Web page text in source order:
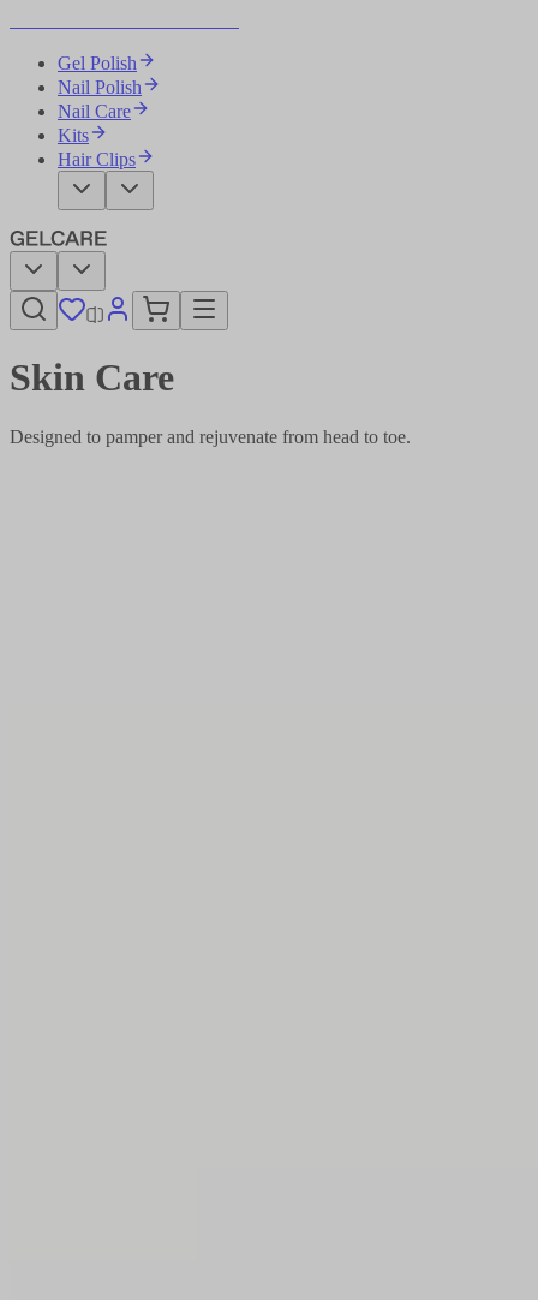
Gel Polish
Nail Polish
Nail Care
Kits
Hair Clips
Skin Care​​​​‌ ‍ ​‍​‍‌‍ ‌ ​‍‌‍‍‌‌‍‌ ‌‍‍‌‌‍ ‍​‍​‍​ ‍‍​‍​‍‌ ​ ‌‍​‌‌‍ ‍‌‍‍‌‌ ‌​‌ ‍‌​‍ ‍‌‍‍‌‌‍ ​‍​‍​‍ ​​‍​‍‌‍‍​‌ ​‍‌‍‌‌‌‍‌‍​‍​‍​ ‍‍​‍​‍‌‍‍​‌ ‌​‌ ‌​‌ ​​‌ ​ ​ ‍‍​‍ ​‍ ‌‍‌ ‌‍‌‌‌‍ ​‌‍​ ‌‍​‌‌ ​‍‌‍‌‌​‍ ‍‌ ​ ‌‍​‌‌‍ ‍‌‍‍‌‌ ‌​‌ ‍‌​‍ ‍‌ ​ ‌ ‌​‌ ‌‌‌‍‌​‌‍‍‌‌‍ ​‍ ‌‍‍‌‌‍ ‍‌ ‌​‌‍‌‌‌‍ ‍‌ ‌​​‍ ‌‍‌‌‌‍‌​‌‍‍‌‌ ‌​​‍ ‌‍ ‌‌‍ ‌‍‌​‌‍‌‌​ ‌‌ ​​‌ ​‍‌‍‌‌‌ ​ ‌‍‌‌‌‍ ‍‌ ‌​‌‍​‌‌ ‌​‌‍‍‌‌‍ ‌‍ ‍​ ‍ ‌‍‍‌‌‍‌​​ ‌‌ ​ ‌‍‍​‌‍ ‌ ​​‌‍‍‌‌‍‌‍‌ ‍‌‌​​ ‌‍ ‌‍ ​‌‍ ​‌‍‌‌‌‍​ ‌ ‌​‌‍‍‌‌‍ ‌‍ ‍​‍ ‌​ ‌​​ ‍​​ ​‍​ ‌‍​ ‌​​ ‍‌​ ​​​ ‍​​ ​​​ ​‌​ ​​​ ​‌​ ‍ ‌ ‌​‌ ‍‌‌ ​​‌‍‌‌​ ‌‌‍​ ‌‍ ‌‍ ​‌‍ ​‌‍‌‌‌‍​ ‌ ‌​‌‍‍‌‌‍ ‌‍ ‍​ ‍ ‌ ​​‌‍​‌‌ ‌​‌‍‍​​ ‌‌‍‍​‌‍‌‌‌ ​‍‌‍ ​‍ ‍‌ ‌​‌‍‍‌‌ ‌​‌‍ ​‌‍‌‌​‍‌‌​ ‌‌‌​​‍‌‌ ‌‍‍ ‌‍‌‌‌ ‍‌​‍‌‌​ ​ ‌​‌​​‍‌‌​ ​ ‌​‌​​‍‌‌​ ​‍​ ​‍‌‍‌‌‌‍ ‍​‍‌‌​ ​‍​ ​‍​‍‌‌​ ‌‌‌​‌​​‍ ‍‌ ‌‍‌‍​‌‌‍ ​‌ ‌‌‌‍‌‌​ ‌‍​‍‌‍​‌‌ ​ ‌‍‌‌‌‌‌‌‌ ​‍‌‍ ​​ ‌‌‍‍​‌ ‌​‌ ‌​‌ ​​‌ ​ ​‍‌‌​ ​ ‌​​‌​‍‌‌​ ​‍‌​‌‍​‍‌‌​ ​‍‌​‌‍‌‍‌ ‌‍‌‌‌‍ ​‌‍​ ‌‍​‌‌ ​‍‌‍‌‌​‍ ‍‌ ​ ‌‍​‌‌‍ ‍‌‍‍‌‌ ‌​‌ ‍‌​‍ ‍‌ ​ ‌ ‌​‌ ‌‌‌‍‌​‌‍‍‌‌‍ ​‍‌‍‌‍‍‌‌‍‌​​ ‌‌ ​ ‌‍‍​‌‍ ‌ ​​‌‍‍‌‌‍‌‍‌ ‍‌‌​​ ‌‍ ‌‍ ​‌‍ ​‌‍‌‌‌‍​ ‌ ‌​‌‍‍‌‌‍ ‌‍ ‍​‍ ‌​ ‌​​ ‍​​ ​‍​ ‌‍​ ‌​​ ‍‌​ ​​​ ‍​​ ​​​ ​‌​ ​​​ ​‌​‍‌‍‌ ‌​‌ ‍‌‌ ​​‌‍‌‌​ ‌‌‍​ ‌‍ ‌‍ ​‌‍ ​‌‍‌‌‌‍​ ‌ ‌​‌‍‍‌‌‍ ‌‍ ‍​‍‌‍‌ ​​‌‍​‌‌ ‌​‌‍‍​​ ‌‌‍‍​‌‍‌‌‌ ​‍‌‍ ​‍ ‍‌ ‌​‌‍‍‌‌ ‌​‌‍ ​‌‍‌‌​‍‌‌​ ‌‌‌​​‍‌‌ ‌‍‍ ‌‍‌‌‌ ‍‌​‍‌‌​ ​ ‌​‌​​‍‌‌​ ​ ‌​‌​​‍‌‌​ ​‍​ ​‍‌‍‌‌‌‍ ‍​‍‌‌​ ​‍​ ​‍​‍‌‌​ ‌‌‌​‌​​‍ ‍‌ ‌‍‌‍​‌‌‍ ​‌ ‌‌‌‍‌‌​‍‌‍‌ ​​‌‍‌‌‌ ​‍‌ ​ ‌ ​​‌‍‌‌‌‍​ ‌ ‌​‌‍‍‌‌ ‌‍‌‍‌‌​ ‌‌ ​​‌ ‌‌‌‍​‍‌‍ ​‌‍‍‌‌ ​ ‌‍‍​‌‍‌‌‌‍‌​​‍​‍‌ ‌
Designed to pamper and rejuvenate from head to toe.​​​​‌ ‍ ​‍​‍‌‍ ‌ ​‍‌‍‍‌‌‍‌ ‌‍‍‌‌‍ ‍​‍​‍​ ‍‍​‍​‍‌ ​ ‌‍​‌‌‍ ‍‌‍‍‌‌ ‌​‌ ‍‌​‍ ‍‌‍‍‌‌‍ ​‍​‍​‍ ​​‍​‍‌‍‍​‌ ​‍‌‍‌‌‌‍‌‍​‍​‍​ ‍‍​‍​‍‌‍‍​‌ ‌​‌ ‌​‌ ​​‌ ​ ​ ‍‍​‍ ​‍ ‌‍‌ ‌‍‌‌‌‍ ​‌‍​ ‌‍​‌‌ ​‍‌‍‌‌​‍ ‍‌ ​ ‌‍​‌‌‍ ‍‌‍‍‌‌ ‌​‌ ‍‌​‍ ‍‌ ​ ‌ ‌​‌ ‌‌‌‍‌​‌‍‍‌‌‍ ​‍ ‌‍‍‌‌‍ ‍‌ ‌​‌‍‌‌‌‍ ‍‌ ‌​​‍ ‌‍‌‌‌‍‌​‌‍‍‌‌ ‌​​‍ ‌‍ ‌‌‍ ‌‍‌​‌‍‌‌​ ‌‌ ​​‌ ​‍‌‍‌‌‌ ​ ‌‍‌‌‌‍ ‍‌ ‌​‌‍​‌‌ ‌​‌‍‍‌‌‍ ‌‍ ‍​ ‍ ‌‍‍‌‌‍‌​​ ‌‌ ​ ‌‍‍​‌‍ ‌ ​​‌‍‍‌‌‍‌‍‌ ‍‌‌​​ ‌‍ ‌‍ ​‌‍ ​‌‍‌‌‌‍​ ‌ ‌​‌‍‍‌‌‍ ‌‍ ‍​‍ ‌​ ‌​​ ‍​​ ​‍​ ‌‍​ ‌​​ ‍‌​ ​​​ ‍​​ ​​​ ​‌​ ​​​ ​‌​ ‍ ‌ ‌​‌ ‍‌‌ ​​‌‍‌‌​ ‌‌‍​ ‌‍ ‌‍ ​‌‍ ​‌‍‌‌‌‍​ ‌ ‌​‌‍‍‌‌‍ ‌‍ ‍​ ‍ ‌ ​​‌‍​‌‌ ‌​‌‍‍​​ ‌‌‍‍​‌‍‌‌‌ ​‍‌‍ ​‍ ‍‌‍‌​‌‍‌‌‌ ​ ‌‍​ ‌ ​‍‌‍‍‌‌ ​​‌ ‌​‌‍‍‌‌‍ ‌‍ ‍​‍‌‌​ ‌‌‌​​‍‌‌ ‌‍‍ ‌‍‌‌‌ ‍‌​‍‌‌​ ​ ‌​‌​​‍‌‌​ ​ ‌​‌​​‍‌‌​ ​‍​ ​‍‌‍‌‌‌‍ ‍​‍‌‌​ ​‍​ ​‍​‍‌‌​ ‌‌‌​‌​​‍ ‍‌ ‌‍‌‍​‌‌‍ ​‌ ‌‌‌‍‌‌​‍‌‌​ ‌‌‌​​‍‌‌ ‌‍‍ ‌‍‌‌‌ ‍‌​‍‌‌​ ​ ‌​‌​​‍‌‌​ ​ ‌​‌​​‍‌‌​ ​‍​ ​‍‌‍​‍​ ​‍‌‍‌​‌‍​‍​ ‌ ‌‍​‌‌‍​ ‌‍​ ​ ‌‍‌‍​‍​ ‌ ‌‍‌‌​‍‌‌​ ​‍​ ​‍​‍‌‌​ ‌‌‌​‌​​‍ ‍‌‍​ ‌‍‍​‌‍‍‌‌‍ ​‌‍‌​‌ ​‍‌‍‌‌‌‍ ‍​‍‌‌​ ‌‌‌​​‍‌‌ ‌‍‍ ‌‍‌‌‌ ‍‌​‍‌‌​ ​ ‌​‌​​‍‌‌​ ​ ‌​‌​​‍‌‌​ ​‍​ ​‍‌‍​ ​ ​ ​ ‌ ‌‍‌​​ ‍​‌‍​‌​ ​​​ ‍‌​ ‌​​ ‌‌‌‍​ ‌‍‌‍​ ​​​‍‌‌​ ​‍​ ​‍​‍‌‌​ ‌‌‌​‌​​‍ ‍‌ ‌​‌‍‌‌‌ ‍​‌ ‌​​ ‌‍​‍‌‍​‌‌ ​ ‌‍‌‌‌‌‌‌‌ ​‍‌‍ ​​ ‌‌‍‍​‌ ‌​‌ ‌​‌ ​​‌ ​ ​‍‌‌​ ​ ‌​​‌​‍‌‌​ ​‍‌​‌‍​‍‌‌​ ​‍‌​‌‍‌‍‌ ‌‍‌‌‌‍ ​‌‍​ ‌‍​‌‌ ​‍‌‍‌‌​‍ ‍‌ ​ ‌‍​‌‌‍ ‍‌‍‍‌‌ ‌​‌ ‍‌​‍ ‍‌ ​ ‌ ‌​‌ ‌‌‌‍‌​‌‍‍‌‌‍ ​‍‌‍‌‍‍‌‌‍‌​​ ‌‌ ​ ‌‍‍​‌‍ ‌ ​​‌‍‍‌‌‍‌‍‌ ‍‌‌​​ ‌‍ ‌‍ ​‌‍ ​‌‍‌‌‌‍​ ‌ ‌​‌‍‍‌‌‍ ‌‍ ‍​‍ ‌​ ‌​​ ‍​​ ​‍​ ‌‍​ ‌​​ ‍‌​ ​​​ ‍​​ ​​​ ​‌​ ​​​ ​‌​‍‌‍‌ ‌​‌ ‍‌‌ ​​‌‍‌‌​ ‌‌‍​ ‌‍ ‌‍ ​‌‍ ​‌‍‌‌‌‍​ ‌ ‌​‌‍‍‌‌‍ ‌‍ ‍​‍‌‍‌ ​​‌‍​‌‌ ‌​‌‍‍​​ ‌‌‍‍​‌‍‌‌‌ ​‍‌‍ ​‍ ‍‌‍‌​‌‍‌‌‌ ​ ‌‍​ ‌ ​‍‌‍‍‌‌ ​​‌ ‌​‌‍‍‌‌‍ ‌‍ ‍​‍‌‌​ ‌‌‌​​‍‌‌ ‌‍‍ ‌‍‌‌‌ ‍‌​‍‌‌​ ​ ‌​‌​​‍‌‌​ ​ ‌​‌​​‍‌‌​ ​‍​ ​‍‌‍‌‌‌‍ ‍​‍‌‌​ ​‍​ ​‍​‍‌‌​ ‌‌‌​‌​​‍ ‍‌ ‌‍‌‍​‌‌‍ ​‌ ‌‌‌‍‌‌​‍‌‌​ ‌‌‌​​‍‌‌ ‌‍‍ ‌‍‌‌‌ ‍‌​‍‌‌​ ​ ‌​‌​​‍‌‌​ ​ ‌​‌​​‍‌‌​ ​‍​ ​‍‌‍​‍​ ​‍‌‍‌​‌‍​‍​ ‌ ‌‍​‌‌‍​ ‌‍​ ​ ‌‍‌‍​‍​ ‌ ‌‍‌‌​‍‌‌​ ​‍​ ​‍​‍‌‌​ ‌‌‌​‌​​‍ ‍‌‍​ ‌‍‍​‌‍‍‌‌‍ ​‌‍‌​‌ ​‍‌‍‌‌‌‍ ‍​‍‌‌​ ‌‌‌​​‍‌‌ ‌‍‍ ‌‍‌‌‌ ‍‌​‍‌‌​ ​ ‌​‌​​‍‌‌​ ​ ‌​‌​​‍‌‌​ ​‍​ ​‍‌‍​ ​ ​ ​ ‌ ‌‍‌​​ ‍​‌‍​‌​ ​​​ ‍‌​ ‌​​ ‌‌‌‍​ ‌‍‌‍​ ​​​‍‌‌​ ​‍​ ​‍​‍‌‌​ ‌‌‌​‌​​‍ ‍‌ ‌​‌‍‌‌‌ ‍​‌ ‌​​‍‌‍‌ ​​‌‍‌‌‌ ​‍‌ ​ ‌ ​​‌‍‌‌‌‍​ ‌ ‌​‌‍‍‌‌ ‌‍‌‍‌‌​ ‌‌ ​​‌ ‌‌‌‍​‍‌‍ ​‌‍‍‌‌ ​ ‌‍‍​‌‍‌‌‌‍‌​​‍​‍‌ ‌